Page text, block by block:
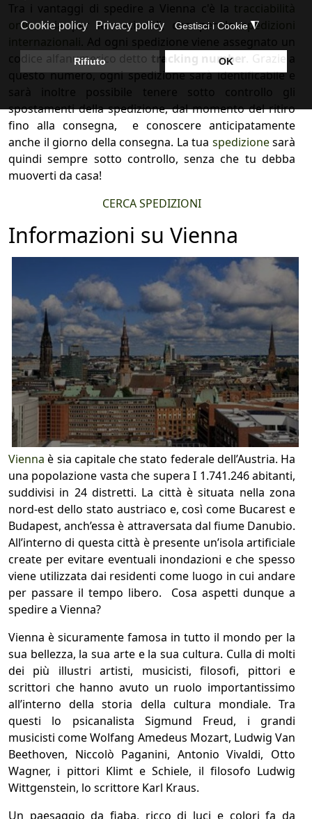
Tra i vantaggi di spedire a Vienna c'è la tracciabilità
onlinesia per le nazionali, che per lespedizioni
internazionali . Ad ogni spedizione viene assegnato un
codice alfanumerico detto tracking number. Grazie a
questo numero, ogni spedizione sarà identificabile e
sarà inoltre possibile tenere sotto controllo gli
spostamenti della spedizione, dal momento del ritiro
fino alla consegna, e conoscere anticipatamente
anche il giorno della consegna. La tua spedizionesarà
quindi sempre sotto controllo, senza che tu debba
muoverti da casa!
CERCA SPEDIZIONI
Informazioni su Vienna
Vienna è sia capitale che stato federale dell’Austria. Ha
una popolazione vasta che supera I 1.741.246 abitanti,
suddivisi in 24 distretti. La città è situata nella zona
nord-est dello stato austriaco e, così come Bucarest e
Budapest, anch’essa è attraversata dal fiume Danubio.
All’interno di questa città è presente un’isola artificiale
create per evitare eventuali inondazioni e che spesso
viene utilizzata dai residenti come luogo in cui andare
per passare il tempo libero. Cosa aspetti dunque a
spedire a Vienna?
Vienna è sicuramente famosa in tutto il mondo per la
sua bellezza, la sua arte e la sua cultura. Culla di molti
dei più illustri artisti, musicisti, filosofi, pittori e
scrittori che hanno avuto un ruolo importantissimo
all’interno della storia della cultura mondiale. Tra
questi lo psicanalista Sigmund Freud, i grandi
musicisti come Wolfang Amedeus Mozart, Ludwig Van
Beethoven, Niccolò Paganini, Antonio Vivaldi, Otto
Wagner, i pittori Klimt e Schiele, il filosofo Ludwig
Wittgenstein, lo scrittore Karl Kraus.
Un paesaggio da fiaba, ricco di luci e colori fa da